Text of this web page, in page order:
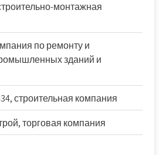
монтажная
по ремонту и
зданий и
строительная компания
торговая компания